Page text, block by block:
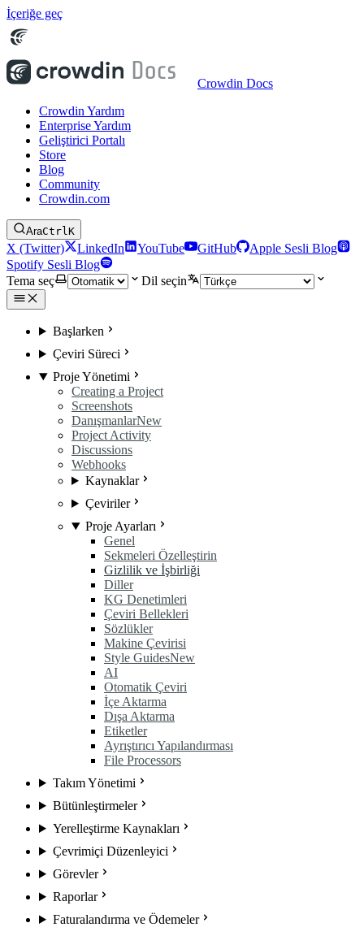
İçeriğe geç
Crowdin Docs
Crowdin Yardım
Enterprise Yardım
Geliştirici Portalı
Store
Blog
Community
Crowdin.com
AraCtrlK
X (Twitter) LinkedIn YouTube GitHub
Apple Sesli Blog
Spotify Sesli Blog
Tema seç
Dil seçin
Başlarken
Çeviri Süreci
Proje Yönetimi
Creating a Project
Screenshots
DanışmanlarNew
Project Activity
Discussions
Webhooks
Kaynaklar
Çeviriler
Proje Ayarları
Genel
Sekmeleri Özelleştirin
Gizlilik ve İşbirliği
Diller
KG Denetimleri
Çeviri Bellekleri
Sözlükler
Makine Çevirisi
Style GuidesNew
AI
Otomatik Çeviri
İçe Aktarma
Dışa Aktarma
Etiketler
Ayrıştırıcı Yapılandırması
File Processors
Takım Yönetimi
Bütünleştirmeler
Yerelleştirme Kaynakları
Çevrimiçi Düzenleyici
Görevler
Raporlar
Faturalandırma ve Ödemeler